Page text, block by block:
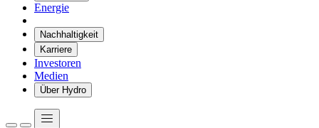
Energie
Nachhaltigkeit
Karriere
Investoren
Medien
Über Hydro